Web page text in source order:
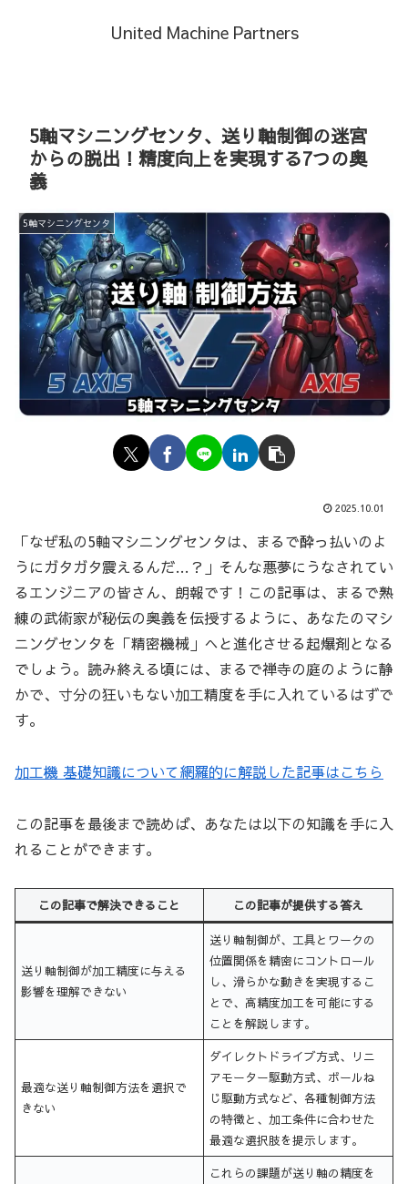
United Machine Partners
5軸マシニングセンタ、送り軸制御の迷宮
からの脱出！精度向上を実現する7つの奥
義
5軸マシニングセンタ
2025.10.01
「なぜ私の5軸マシニングセンタは、まるで酔っ払いのよ
うにガタガタ震えるんだ…？」そんな悪夢にうなされてい
るエンジニアの皆さん、朗報です！この記事は、まるで熟
練の武術家が秘伝の奥義を伝授するように、あなたのマシ
ニングセンタを「精密機械」へと進化させる起爆剤となる
でしょう。読み終える頃には、まるで禅寺の庭のように静
かで、寸分の狂いもない加工精度を手に入れているはずで
す。
加工機 基礎知識について網羅的に解説した記事はこちら
この記事を最後まで読めば、あなたは以下の知識を手に入
れることができます。
この記事で解決できること この記事が提供する答え
送り軸制御が加工精度に与える
影響を理解できない
送り軸制御が、工具とワークの
位置関係を精密にコントロール
し、滑らかな動きを実現するこ
とで、高精度加工を可能にする
ことを解説します。
最適な送り軸制御方法を選択で
きない
ダイレクトドライブ方式、リニ
アモーター駆動方式、ボールね
じ駆動方式など、各種制御方法
の特徴と、加工条件に合わせた
最適な選択肢を提示します。
これらの課題が送り軸の精度を